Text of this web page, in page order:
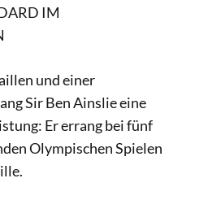
IM
und einer
Sir Ben Ainslie eine
Er errang bei fünf
Olympischen Spielen